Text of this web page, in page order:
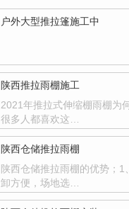
户外大型推拉篷施工中
陕西推拉雨棚施工
2021年推拉式伸缩棚雨棚为
很多人都喜欢这…
陕西仓储推拉雨棚
陕西仓储推拉雨棚的优势；1
卸方便，场地选…